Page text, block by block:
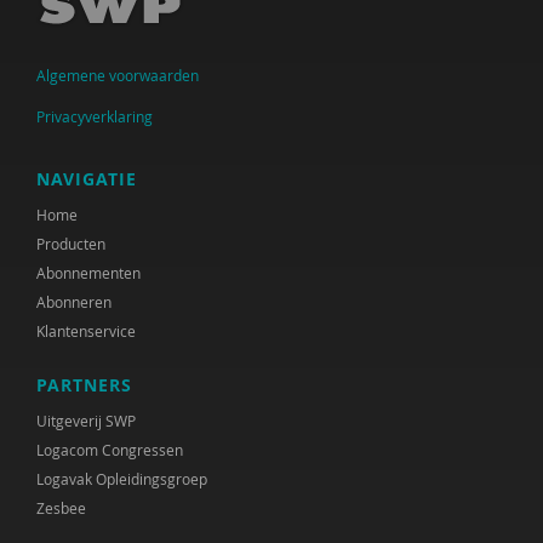
Sander van Arum
Amma Asante
Diverse auteurs
Ine Avontuur
Herman Baartman
Paul Baeten
Hilde Bakker
Dick Barelds
Cora Bartelink
Fiet van Beek
Algemene voorwaarden
Privacyverklaring
NAVIGATIE
Home
Producten
Abonnementen
Abonneren
Klantenservice
PARTNERS
Uitgeverij SWP
Logacom Congressen
Logavak Opleidingsgroep
Zesbee